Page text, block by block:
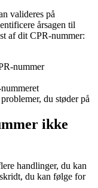
valideres på
årsagen til
af dit CPR-nummer:
nummer
du støder på
ikke
handlinger, du kan
du kan følge for